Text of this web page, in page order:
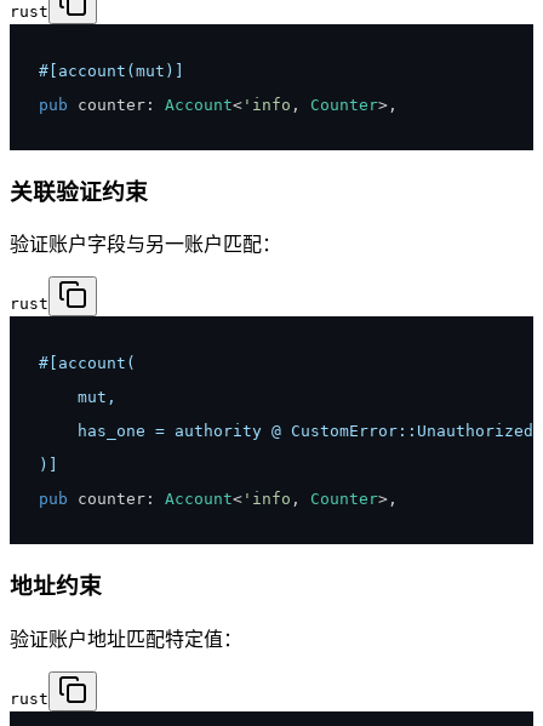
rust
#[account(mut)]
pub counter : Account< 'info , Counter> ,
关联验证约束
验证账户字段与另一账户匹配：
rust
)]
pub counter : Account< 'info , Counter> ,
地址约束
验证账户地址匹配特定值：
rust